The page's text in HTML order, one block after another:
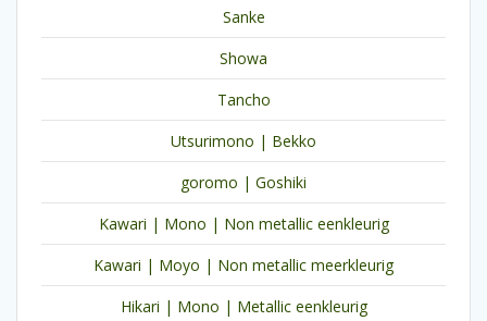
Sanke
Showa
Tancho
Utsurimono | Bekko
goromo | Goshiki
Kawari | Mono | Non metallic eenkleurig
Kawari | Moyo | Non metallic meerkleurig
Hikari | Mono | Metallic eenkleurig